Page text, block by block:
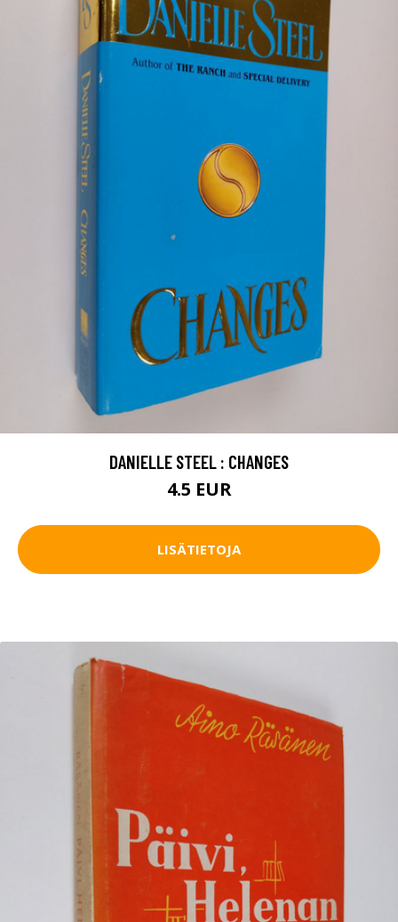
DANIELLE STEEL : CHANGES
4.5 EUR
LISÄTIETOJA